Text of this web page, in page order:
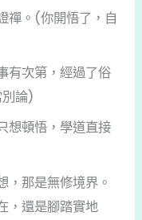
禪。(你開悟了，自
有次第，經過了俗
論)
想頓悟，學道直接
，那是無修境界。
，還是腳踏實地